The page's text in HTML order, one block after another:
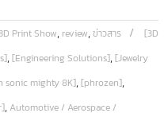
Print Show, review,ข่าวสาร
[3D
,[Engineering Solutions],[Jewelry
sonic mighty 8K],[phrozen],
, Automotive / Aerospace /